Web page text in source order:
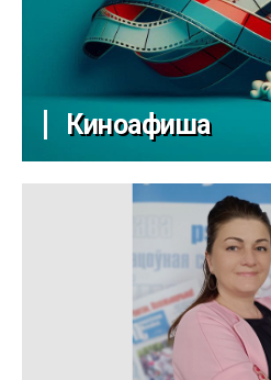
Киноафиша